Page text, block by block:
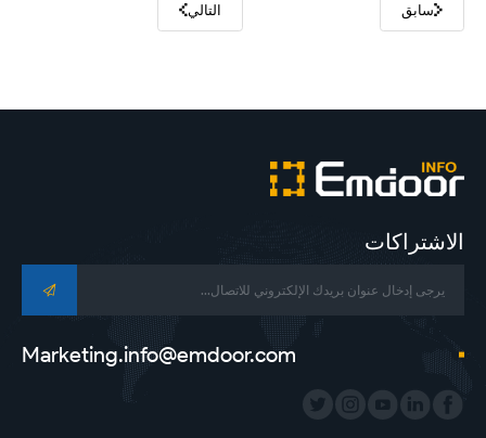
سابق التالي
الاشتراكات
Marketing.info@emdoor.com